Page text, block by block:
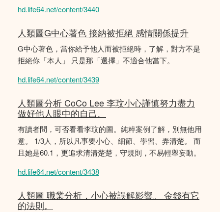
hd.life64.net/content/3440
人類圖G中心著色 接納被拒絕 感情關係提升
G中心著色，當你給予他人而被拒絕時，了解，對方不是
拒絕你「本人」 只是那「選擇」不適合他當下。
hd.life64.net/content/3439
人類圖分析 CoCo Lee 李玟小心謹慎努力盡力
做好他人眼中的自己。
有讀者問，可否看看李玟的圖。純粹案例了解，別無他用
意。 1/3人，所以凡事要小心、細節、學習、弄清楚。 而
且她是60.1，更追求清清楚楚，守規則，不易輕舉妄動。
hd.life64.net/content/3438
人類圖 職業分析，小心被誤解影響。 金錢有它
的法則。